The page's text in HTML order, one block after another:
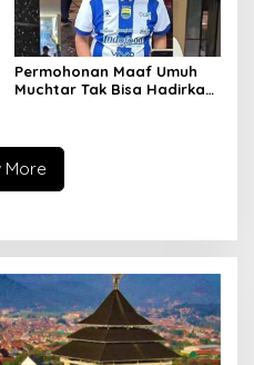
Permohonan Maaf Umuh
Muchtar Tak Bisa Hadirkan
More